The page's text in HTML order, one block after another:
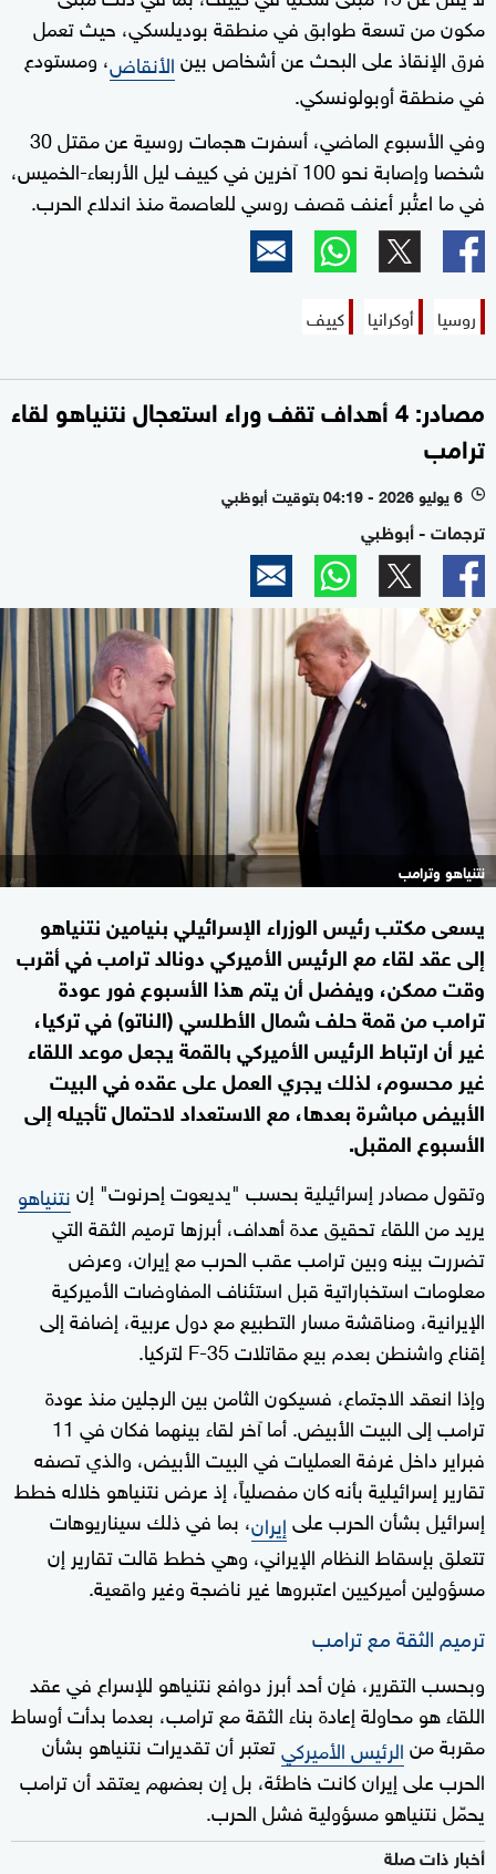
مكون من تسعة طوابق في منطقة بوديلسكي، حيث تعمل
فرق الإنقاذ على البحث عن أشخاص بينالأنقاض، ومستودع
في منطقة أوبولونسكي.
وفي الأسبوع الماضي، أسفرت هجمات روسية عن مقتل 30
شخصا وإصابة نحو 100 آخرين في كييف ليل الأربعاء-الخميس،
في ما اعتُبر أعنف قصف روسي للعاصمة منذ اندلاع الحرب.
روسيا أوكرانيا كييف
مصادر: 4 أهداف تقف وراء استعجال نتنياهو لقاء
ترامب
l 6 يوليو 2026 - 04:19 بتوقيت أبوظبي
ترجمات - أبوظبي
نتنياهو وترامب
يسعى مكتب رئيس الوزراء الإسرائيلي بنيامين نتنياهو
إلى عقد لقاء مع الرئيس الأميركي دونالد ترامب في أقرب
وقت ممكن، ويفضل أن يتم هذا الأسبوع فور عودة
ترامب من قمة حلف شمال الأطلسي (الناتو) في تركيا،
غير أن ارتباط الرئيس الأميركي بالقمة يجعل موعد اللقاء
غير محسوم، لذلك يجري العمل على عقده في البيت
الأبيض مباشرة بعدها، مع الاستعداد لاحتمال تأجيله إلى
الأسبوع المقبل.
وتقول مصادر إسرائيلية بحسب "يديعوت إحرنوت" إننتنياهو
يريد من اللقاء تحقيق عدة أهداف، أبرزها ترميم الثقة التي
تضررت بينه وبين ترامب عقب الحرب مع إيران، وعرض
معلومات استخباراتية قبل استئناف المفاوضات الأميركية
الإيرانية، ومناقشة مسار التطبيع مع دول عربية، إضافة إلى
إقناع واشنطن بعدم بيع مقاتلات F-35 لتركيا.
وإذا انعقد الاجتماع، فسيكون الثامن بين الرجلين منذ عودة
ترامب إلى البيت الأبيض. أما آخر لقاء بينهما فكان في 11
فبراير داخل غرفة العمليات في البيت الأبيض، والذي تصفه
تقارير إسرائيلية بأنه كان مفصلياً، إذ عرض نتنياهو خلاله خطط
إسرائيل بشأن الحرب علىإيران، بما في ذلك سيناريوهات
تتعلق بإسقاط النظام الإيراني، وهي خطط قالت تقارير إن
مسؤولين أميركيين اعتبروها غير ناضجة وغير واقعية.
ترميم الثقة مع ترامب
وبحسب التقرير، فإن أحد أبرز دوافع نتنياهو للإسراع في عقد
اللقاء هو محاولة إعادة بناء الثقة مع ترامب، بعدما بدأت أوساط
مقربة منالرئيس الأميركيتعتبر أن تقديرات نتنياهو بشأن
الحرب على إيران كانت خاطئة، بل إن بعضهم يعتقد أن ترامب
يحمّل نتنياهو مسؤولية فشل الحرب.
أخبار ذات صلة